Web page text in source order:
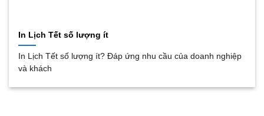
In Lịch Tết số lượng ít
In Lịch Tết số lượng ít? Đáp ứng nhu cầu của doanh nghiệp
và khách